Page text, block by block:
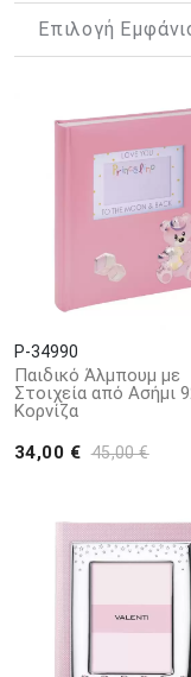
Άλμπουμ σε
κοριτσάκι σας. Κάθε
Κάθε παιδικό
ζωντανή στις
Χαρίστε ένα παιδικό
δώρο που θα
έχει κάθε παιδί. Τις
P-34990
Παιδικό Άλμπουμ με
Στοιχεία από Ασήμι
Κορνίζα
34,00 € 45,00 €